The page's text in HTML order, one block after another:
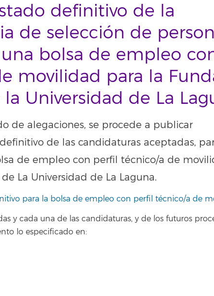
definitivo de la
de selección de
bolsa de empleo
movilidad para la
Universidad de La
de alegaciones, se procede a publicar
de las candidaturas aceptadas,
de empleo con perfil técnico/a de
La Universidad de La Laguna.
para la bolsa de empleo con perfil técnico/a de
y cada una de las candidaturas, y de los futuros
lo especificado en: